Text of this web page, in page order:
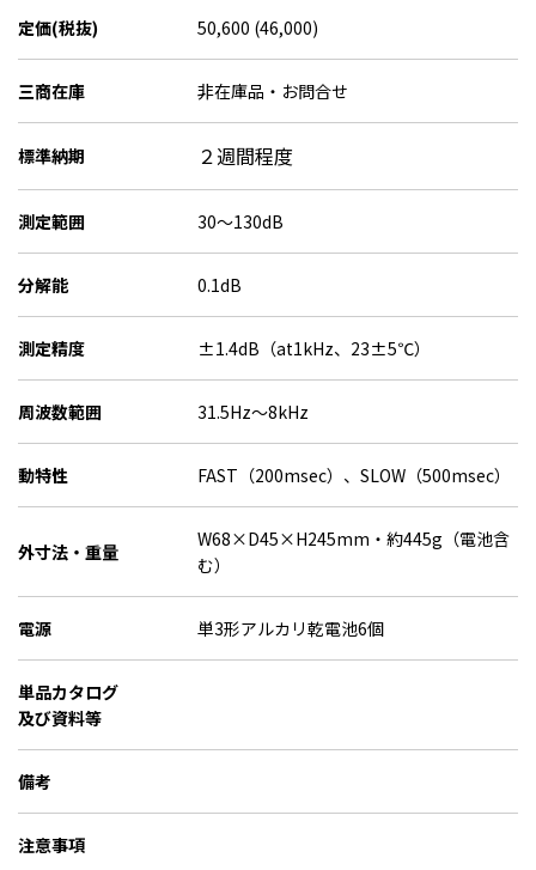
定価(税抜) 50,600 (46,000)
三商在庫 非在庫品・お問合せ
標準納期 ２週間程度
測定範囲 30～130dB
分解能 0.1dB
測定精度 ±1.4dB（at1kHz、23±5℃）
周波数範囲 31.5Hz～8kHz
動特性 FAST（200msec）、SLOW（500msec）
外寸法・重量
W68×D45×H245mm・約445g（電池含
む）
電源 単3形アルカリ乾電池6個
単品カタログ
及び資料等
備考
注意事項